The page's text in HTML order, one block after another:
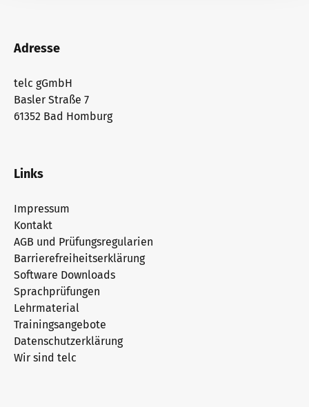
Adresse
telc gGmbH
Basler Straße 7
61352 Bad Homburg
Links
Impressum
Kontakt
AGB und Prüfungsregularien
Barrierefreiheitserklärung
Software Downloads
Sprachprüfungen
Lehrmaterial
Trainingsangebote
Datenschutzerklärung
Wir sind telc